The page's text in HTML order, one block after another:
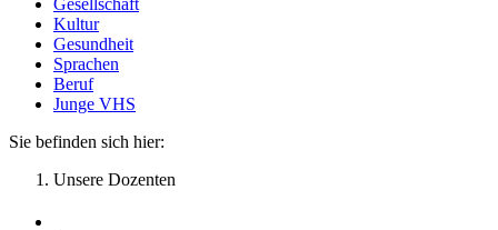
Gesellschaft
Kultur
Gesundheit
Sprachen
Beruf
Junge VHS
Sie befinden sich hier:
Unsere Dozenten